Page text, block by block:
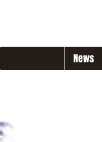
News